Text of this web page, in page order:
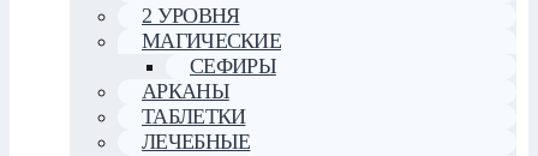
2 УРОВНЯ
МАГИЧЕСКИЕ
СЕФИРЫ
АРКАНЫ
ТАБЛЕТКИ
ЛЕЧЕБНЫЕ